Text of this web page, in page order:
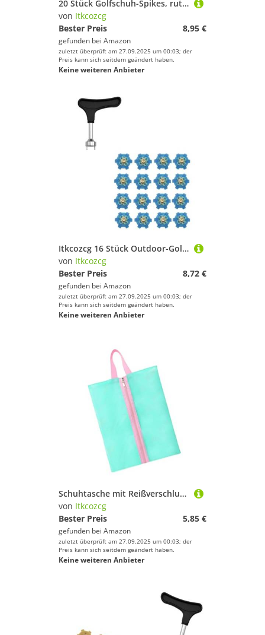
20 Stück Golfschuh-Spikes, rutschfeste Golfstift-Ersatznieten, schnelle Drehschraube, rutschfester Golfstift, schnelle Drehschraube
von Itkcozcg
Bester Preis
8,95 €
gefunden bei Amazon
zuletzt überprüft am 27.09.2025 um 00:03; der
Preis kann sich seitdem geändert haben.
Keine weiteren Anbieter
Itkcozcg 16 Stück Outdoor-Golfschuh-Spikes, Ersatz-Nieten, rutschfeste Spikes, schnelle Drehung, Stollen, Golfschuhe, Zubehör, schneller Ersatz, Golfschuh-Zubehör
von Itkcozcg
Bester Preis
8,72 €
gefunden bei Amazon
zuletzt überprüft am 27.09.2025 um 00:03; der
Preis kann sich seitdem geändert haben.
Keine weiteren Anbieter
Schuhtasche mit Reißverschluss – tragbare Sneaker-Aufbewahrung für Reisen, Fitnessstudio, Outdoor-Aktivitäten, staubdicht, Schuh-Aufbewahrungstasche, Organizer, wasserdicht, C, Einheitsgröße
von Itkcozcg
Bester Preis
5,85 €
gefunden bei Amazon
zuletzt überprüft am 27.09.2025 um 00:03; der
Preis kann sich seitdem geändert haben.
Keine weiteren Anbieter